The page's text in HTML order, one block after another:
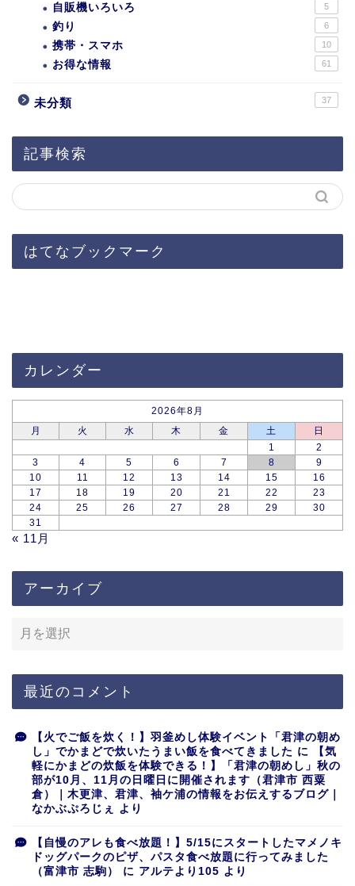
自販機いろいろ 5
釣り 6
携帯・スマホ 10
お得な情報 61
未分類 37
記事検索
はてなブックマーク
カレンダー
2026年8月
月
火 水 木 金 土
日
1
2
3
4 5 6 7 8
9
10
11 12 13 14 15
16
17
18 19 20 21 22
23
24
25 26 27 28 29
30
31
« 11月
アーカイブ
最近のコメント
【火でご飯を炊く！】羽釜めし体験イベント「君津の朝め
し」でかまどで炊いたうまい飯を食べてきました に
【気
軽にかまどの炊飯を体験できる！】「君津の朝めし」秋の
部が10月、11月の日曜日に開催されます（君津市 西粟
倉）｜木更津、君津、袖ケ浦の情報をお伝えするブログ｜
なかぶぷろじぇ
より
【自慢のアレも食べ放題！】5/15にスタートしたマメノキ
ドッグパークのピザ、パスタ食べ放題に行ってみました
（富津市 志駒）
に アルテより105 より